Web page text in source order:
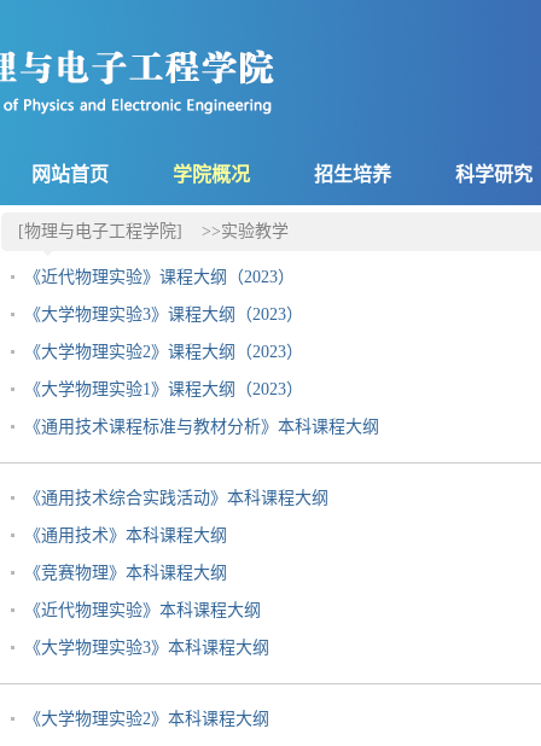
网站首页 学院概况 招生培养 科学研究
[物理与电子工程学院] >>实验教学
《近代物理实验》课程大纲（2023）
《大学物理实验3》课程大纲（2023）
《大学物理实验2》课程大纲（2023）
《大学物理实验1》课程大纲（2023）
《通用技术课程标准与教材分析》本科课程大纲
《通用技术综合实践活动》本科课程大纲
《通用技术》本科课程大纲
《竞赛物理》本科课程大纲
《近代物理实验》本科课程大纲
《大学物理实验3》本科课程大纲
《大学物理实验2》本科课程大纲